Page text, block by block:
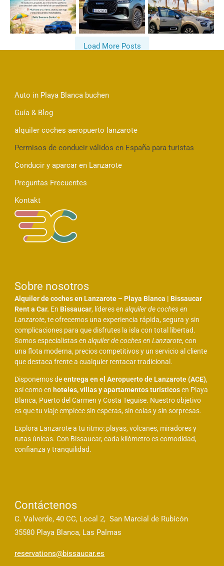
Load More Posts
Auto in Playa Blanca buchen
Guía & Blog
alquiler coches aeropuerto lanzarote
Permisos de conducir válidos en España para turistas
Conducir y aparcar en Lanzarote
Preguntas Frecuentes
Kontakt
Sobre nosotros
Alquiler de coches en Lanzarote – Playa Blanca | Bissaucar
Rent a Car. EnBissaucar, líderes enalquiler de coches en
Lanzarote, te ofrecemos una experiencia rápida, segura y sin
complicaciones para que disfrutes la isla con total libertad.
Somos especialistas enalquiler de coches en Lanzarote, con
una flota moderna, precios competitivos y un servicio al cliente
que destaca frente a cualquier rentacar tradicional.
Disponemos deentrega en el Aeropuerto de Lanzarote (ACE),
así como en hoteles, villas y apartamentos turísticosen Playa
Blanca, Puerto del Carmen y Costa Teguise. Nuestro objetivo
es que tu viaje empiece sin esperas, sin colas y sin sorpresas.
Explora Lanzarote a tu ritmo: playas, volcanes, miradores y
rutas únicas. Con Bissaucar, cada kilómetro es comodidad,
confianza y tranquilidad.
Contáctenos
C. Valverde, 40 CC, Local 2, San Marcial de Rubicón
35580 Playa Blanca, Las Palmas
reservations@bissaucar.es